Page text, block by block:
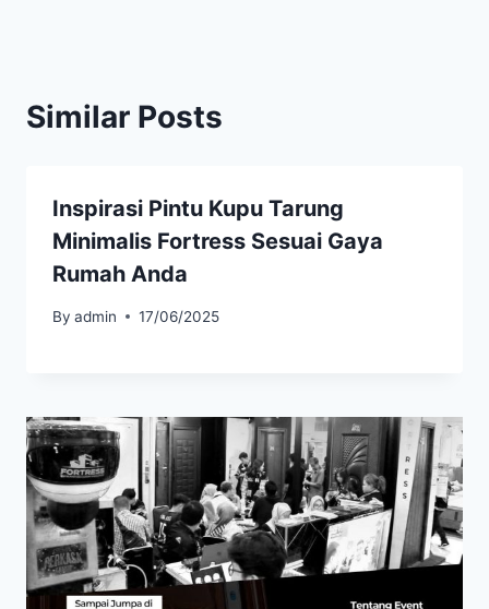
Similar Posts
Inspirasi Pintu Kupu Tarung
Minimalis Fortress Sesuai Gaya
Rumah Anda
By admin 17/06/2025